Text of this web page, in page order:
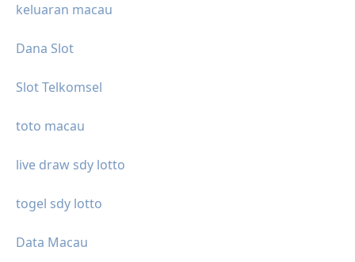
keluaran macau
Dana Slot
Slot Telkomsel
toto macau
live draw sdy lotto
togel sdy lotto
Data Macau